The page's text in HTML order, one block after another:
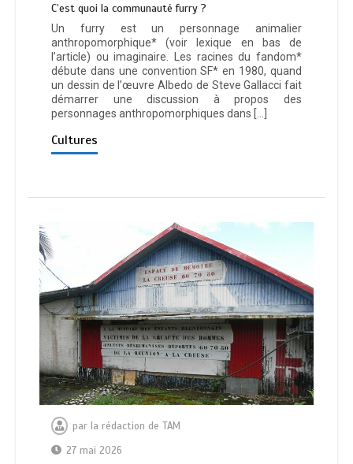
C’est quoi la communauté furry ?
Un furry est un personnage animalier
anthropomorphique* (voir lexique en bas de
l’article) ou imaginaire. Les racines du fandom*
débute dans une convention SF* en 1980, quand
un dessin de l’œuvre Albedo de Steve Gallacci fait
démarrer une discussion à propos des
personnages anthropomorphiques dans […]
Cultures
par la rédaction de TAM
27 mai 2026